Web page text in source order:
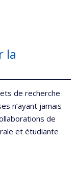
la
de recherche
n’ayant jamais
de
et étudiante